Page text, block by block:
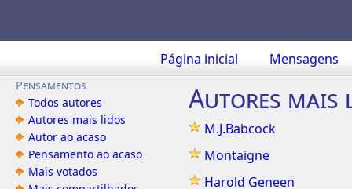
Página inicial Mensagens
Pensamentos
Todos autores
Autores mais lidos
Autor ao acaso
Pensamento ao acaso
Mais votados
Autores mais
M.J.Babcock
Montaigne
Harold Geneen